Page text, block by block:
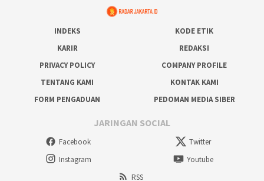
INDEKS
KODE ETIK
KARIR
REDAKSI
PRIVACY POLICY
COMPANY PROFILE
TENTANG KAMI
KONTAK KAMI
FORM PENGADUAN
PEDOMAN MEDIA SIBER
JARINGAN SOCIAL
Facebook
Twitter
Instagram
Youtube
RSS